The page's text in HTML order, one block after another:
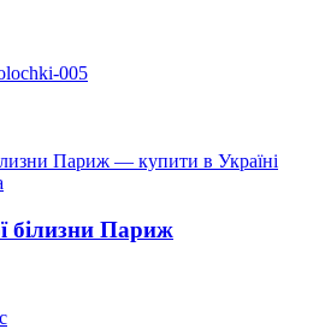
005
білизни Париж